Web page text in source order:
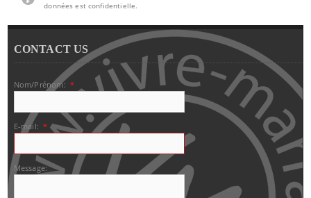
données est confidentielle.
CONTACT US
Nom/Prénom: *
E-mail: *
Message: